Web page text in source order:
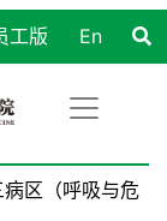
En
工版
区（呼吸与危